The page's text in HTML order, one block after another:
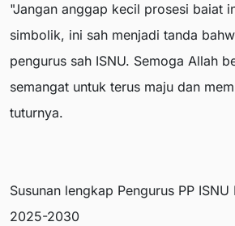
"Jangan anggap kecil prosesi baiat
simbolik, ini sah menjadi tanda
pengurus sah ISNU. Semoga Allah
semangat untuk terus maju dan
tuturnya.
Susunan lengkap Pengurus PP
2025-2030